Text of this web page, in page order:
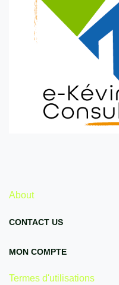
About
CONTACT US
MON COMPTE
Termes d'utilisations